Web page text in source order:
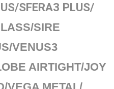
SFERA3 PLUS/
SIRE
VENUS3
AIRTIGHT/JOY